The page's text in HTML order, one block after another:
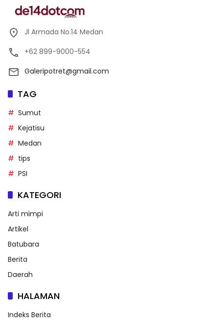
Jl Armada No.14 Medan
+62 899-9000-554
Galeripotret@gmail.com
TAG
Sumut
Kejatisu
Medan
tips
PSI
KATEGORI
Arti mimpi
Artikel
Batubara
Berita
Daerah
HALAMAN
Indeks Berita